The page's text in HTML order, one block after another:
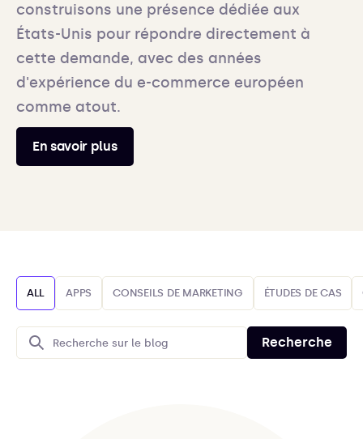
construisons une présence dédiée aux
États-Unis pour répondre directement à
cette demande, avec des années
d'expérience du e-commerce européen
comme atout.
En savoir plus
ALL APPS CONSEILS DE MARKETING ÉTUDES DE CAS